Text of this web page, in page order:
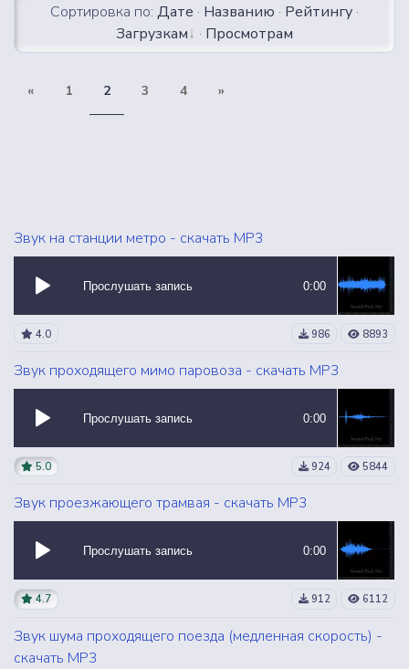
Сортировка по: Дате · Названию · Рейтингу ·
Загрузкам
· Просмотрам
« 1 2 3 4 »
Звук на станции метро - скачать MP3
Прослушать запись 0:00
4.0 986 8893
Звук проходящего мимо паровоза - скачать MP3
Прослушать запись 0:00
5.0 924 5844
Звук проезжающего трамвая - скачать MP3
Прослушать запись 0:00
4.7 912 6112
Звук шума проходящего поезда (медленная скорость) -
скачать MP3